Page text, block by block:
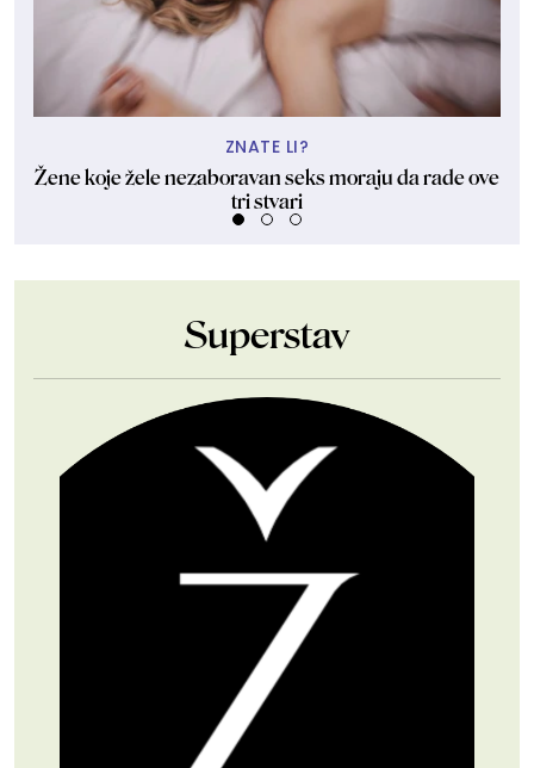
ZNATE LI?
Žene koje žele nezaboravan seks moraju da rade ove
tri stvari
Superstav